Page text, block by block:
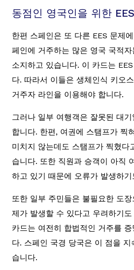
동점인 영국인을 위한
한편 스페인은 또 다른 EES 문제
페인에 거주하는 많은 영국 국적
소지하고 있습니다. 이 카드는
다. 따라서 이들은 생체인식 키오
거주자 라인을 이용해야 합니다.
그러나 일부 여행객은 잘못된 대
합니다. 한편, 여권에 스탬프가 찍
미치지 않는데도 스탬프가 찍혔다
습니다. 또한 직원과 승객이 아직
하고 있기 때문에 오류가 발생하기
또한 일부 주민들은 불필요한 도
제가 발생할 수 있다고 우려하기
카드는 여전히 합법적인 거주를
다. 스페인 국경 당국은 이 점을 지
습니다.